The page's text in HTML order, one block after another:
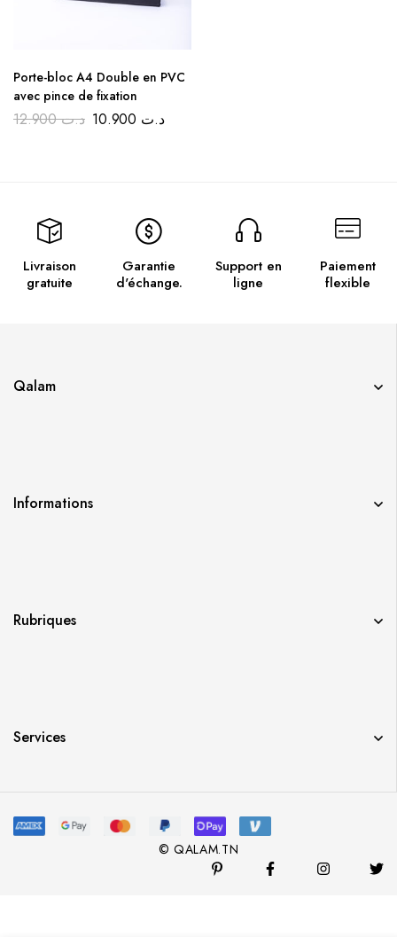
Porte-bloc A4 Double en PVC
avec pince de fixation
د.ت12.900 د.ت
Livraison
gratuite
Garantie
d'échange.
Support en
ligne
Paiement
flexible
Qalam
Informations
Rubriques
Services
© QALAM.TN